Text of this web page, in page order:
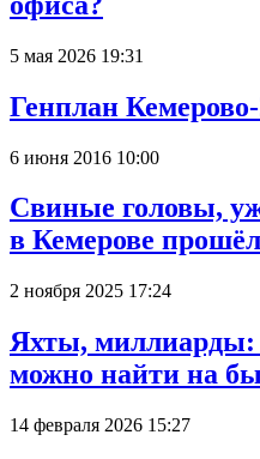
5 мая 2026 19:31
Генплан
6 июня 2016 10:00
Свиные головы,
в Кемерове
2 ноября 2025 17:24
Яхты, миллиарды:
можно найти на
14 февраля 2026 15:27